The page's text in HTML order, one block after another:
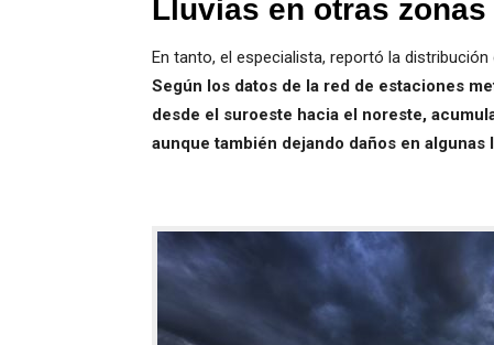
Lluvias en otras
En tanto, el especialista, reportó la
Según los datos de la red de estaciones
desde el suroeste hacia el noreste,
aunque también dejando daños en algunas